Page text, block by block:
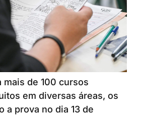
mais de 100 cursos
em diversas áreas, os
a prova no dia 13 de